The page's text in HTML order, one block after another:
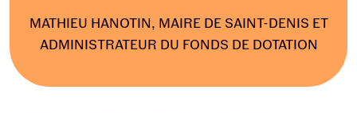
MATHIEU HANOTIN, MAIRE DE SAINT-DENIS ET
ADMINISTRATEUR DU FONDS DE DOTATION